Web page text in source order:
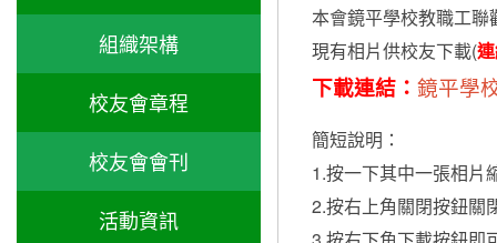
本會鏡平學校教職工
現有相片供校友下載(
下載連結： 鏡平學
簡短說明：
1.按一下其中一張相片
2.按右上角關閉按鈕關
組織架構
校友會章程
校友會會刊
活動資訊